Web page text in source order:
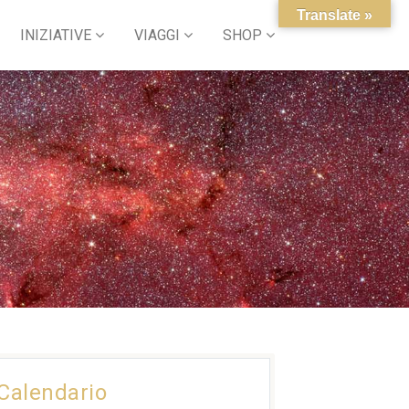
INIZIATIVE VIAGGI SHOP
Translate »